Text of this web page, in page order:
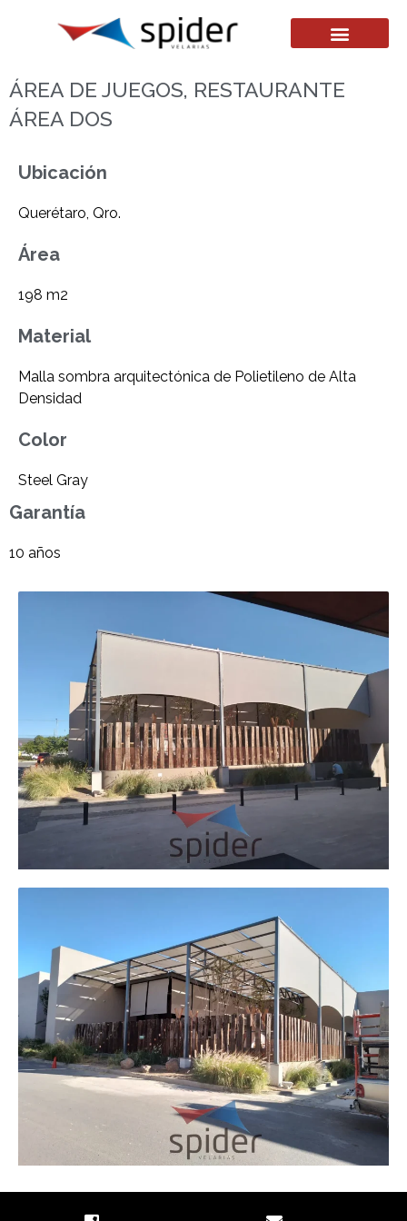
ÁREA DE JUEGOS, RESTAURANTE
ÁREA DOS
Ubicación
Querétaro, Qro.
Área
198 m2
Material
Malla sombra arquitectónica de Polietileno de Alta
Densidad
Color
Steel Gray
Garantía
10 años